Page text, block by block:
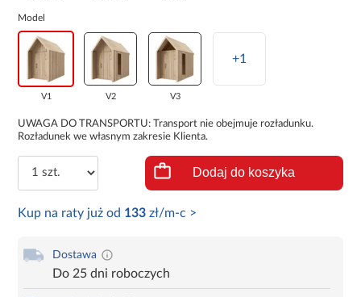
Model
V1 V2 V3
+1
UWAGA DO TRANSPORTU: Transport nie obejmuje rozładunku.
Rozładunek we własnym zakresie Klienta.
Dodaj do koszyka
Kup na raty już od 133 zł/m-c >
Dostawa
Do 25 dni roboczych